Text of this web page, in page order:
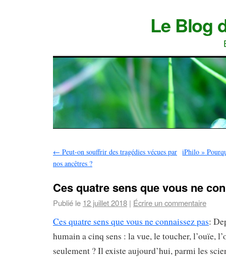
Le Blog
← Peut-on souffrir des tragédies vécues par
nos ancêtres ?
iPhilo »
Ces quatre sens que vous ne
Publié le 12 juillet 2018 | Écrire un commentaire
Ces quatre sens que vous ne connaissez pas:
humain a cinq sens : la vue, le toucher, l’ouïe,
seulement ? Il existe aujourd’hui, parmi les